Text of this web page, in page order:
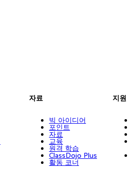
자료
빅 아이디어
포인트
자료
교육
원격 학습
ClassDojo Plus
활동 코너
지원